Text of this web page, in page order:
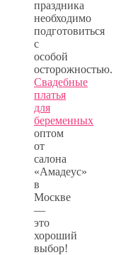
праздника
необходимо
подготовиться
с
особой
осторожностью.
Свадебные
платья
для
беременных
оптом
от
салона
«Амадеус»
в
Москве
—
это
хороший
выбор!